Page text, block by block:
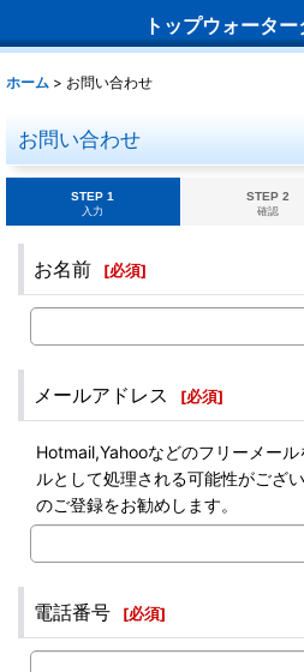
トップウォータ
ホーム > お問い合わせ
お問い合わせ
STEP 1
入力
STEP 2
確認
お名前 [必須]
メールアドレス [必須]
Hotmail,Yahooなどのフリーメー
ルとして処理される可能性がござ
のご登録をお勧めします。
電話番号 [必須]